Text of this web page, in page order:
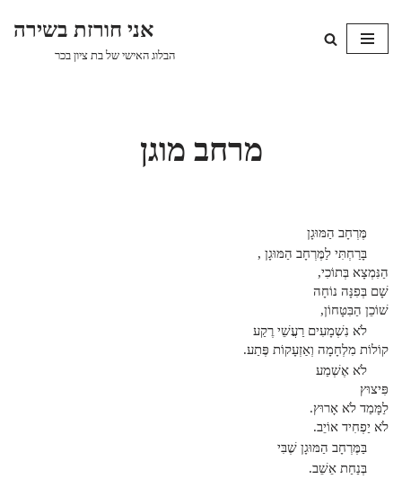
Skip
אני חורזת בשירה
הבלוג האישי של בת ציון בכר
מרחב מוגן
מֶּרְחָב הַמּוּגָן
בָּרַחְתִּי לַמֶּרְחָב הַמּוּגָן ,
הַנִּמְצָא בְּתוֹכִי,
שָׁם בְּפִנָּה נוֹחָה
שׁוֹכֵן הַבִּטָּחוֹן,
לֹא נִשְׁמָעִים רַעֲשֵׁי רֶקַע
קוֹלוֹת מִלְחָמָה וְאַזְעָקוֹת פֶּתַע.
לֹא אֶשְׁמַע
פִּיצוּץ
לַמָּמַד לֹא אָרוּץ.
לֹא יַפְחִיד אוֹיֵב.
בַּמֶּרְחָב הַמּוּגָן שֶׁבִּי
בְּנַחַת אֵשֵׁב.